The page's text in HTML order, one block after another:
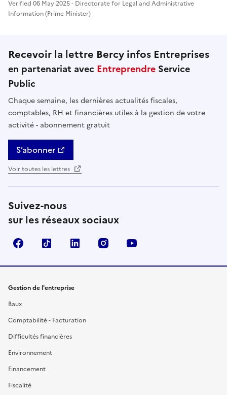
Verified 06 May 2025 - Directorate for Legal and Administrative
Information (Prime Minister)
Recevoir la lettre Bercy infos Entreprises
en partenariat avec Entreprendre Service
Public
Chaque semaine, les dernières actualités fiscales,
comptables, RH et financières utiles à la gestion de votre
activité - abonnement gratuit
S’abonner
Voir toutes les lettres
Suivez-nous
sur les réseaux sociaux
FacebookTikTok Linkedin Instagram
Gestion de l'entreprise
Baux
Comptabilité - Facturation
Difficultés financières
Environnement
Financement
Fiscalité